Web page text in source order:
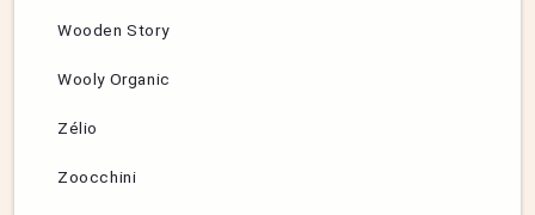
Wooden Story
Wooly Organic
Zélio
Zoocchini